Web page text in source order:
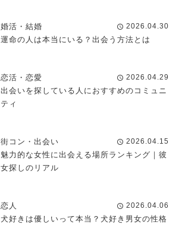
婚活・結婚
運命の人は本当にいる？出会う方法とは
schedule 2026.04.30
恋活・恋愛
出会いを探している人におすすめのコミュニ
ティ
schedule 2026.04.29
街コン・出会い
魅力的な女性に出会える場所ランキング｜彼
女探しのリアル
schedule 2026.04.15
恋人
犬好きは優しいって本当？犬好き男女の性格
schedule 2026.04.06